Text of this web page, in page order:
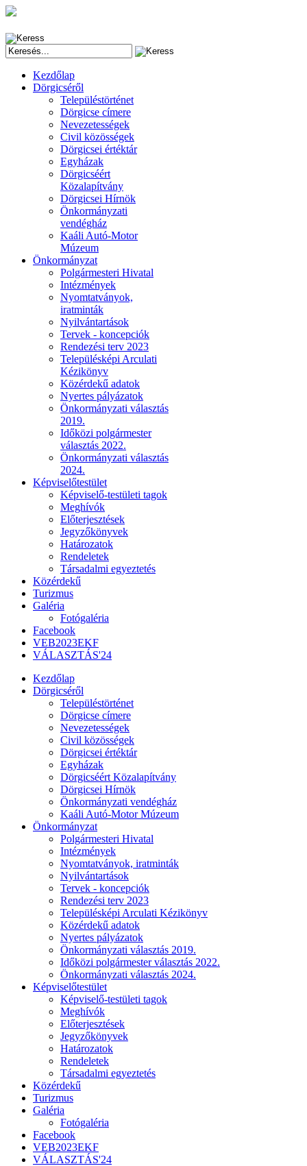
Kezdőlap
Dörgicséről
Településtörténet
Dörgicse címere
Nevezetességek
Civil közösségek
Dörgicsei értéktár
Egyházak
Dörgicséért
Közalapítvány
Dörgicsei Hírnök
Önkormányzati
vendégház
Kaáli Autó-Motor
Múzeum
Önkormányzat
Polgármesteri Hivatal
Intézmények
Nyomtatványok,
iratminták
Nyilvántartások
Tervek - koncepciók
Rendezési terv 2023
Településképi Arculati
Kézikönyv
Közérdekű adatok
Nyertes pályázatok
Önkormányzati választás
2019.
Időközi polgármester
választás 2022.
Önkormányzati választás
2024.
Képviselőtestület
Képviselő-testületi tagok
Meghívók
Előterjesztések
Jegyzőkönyvek
Határozatok
Rendeletek
Társadalmi egyeztetés
Közérdekű
Turizmus
Galéria
Fotógaléria
Facebook
VEB2023EKF
VÁLASZTÁS'24
Kezdőlap
Dörgicséről
Településtörténet
Dörgicse címere
Nevezetességek
Civil közösségek
Dörgicsei értéktár
Egyházak
Dörgicséért Közalapítvány
Dörgicsei Hírnök
Önkormányzati vendégház
Kaáli Autó-Motor Múzeum
Önkormányzat
Polgármesteri Hivatal
Intézmények
Nyomtatványok, iratminták
Nyilvántartások
Tervek - koncepciók
Rendezési terv 2023
Településképi Arculati Kézikönyv
Közérdekű adatok
Nyertes pályázatok
Önkormányzati választás 2019.
Időközi polgármester választás 2022.
Önkormányzati választás 2024.
Képviselőtestület
Képviselő-testületi tagok
Meghívók
Előterjesztések
Jegyzőkönyvek
Határozatok
Rendeletek
Társadalmi egyeztetés
Közérdekű
Turizmus
Galéria
Fotógaléria
Facebook
VEB2023EKF
VÁLASZTÁS'24